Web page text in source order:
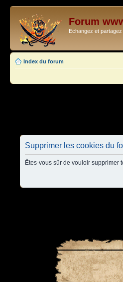
Forum
Echangez et
Index du forum
Supprimer les cookies du
Êtes-vous sûr de vouloir supprimer